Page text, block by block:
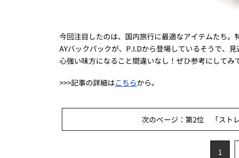
今回注目したのは、国内旅行に最適なアイテムたち
AYバックパックが、P.I.Dから登場しているそうで、
心強い味方になること間違いなし！ぜひ参考にしてみ
>>>記事の詳細はこちらから。
次のページ：第2位 「スト
1